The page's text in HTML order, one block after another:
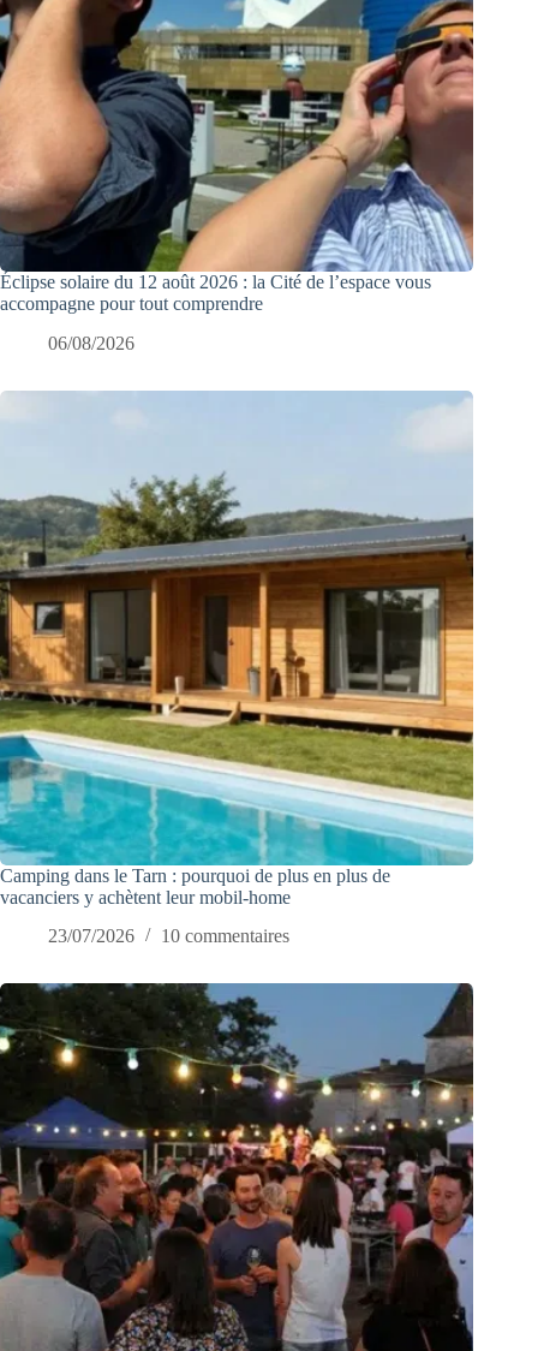
Éclipse solaire du 12 août 2026 : la Cité de l’espace vous
accompagne pour tout comprendre
06/08/2026
Camping dans le Tarn : pourquoi de plus en plus de
vacanciers y achètent leur mobil-home
23/07/2026
10 commentaires